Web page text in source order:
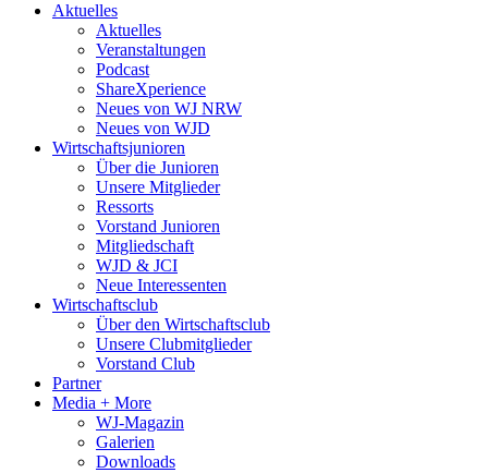
Aktuelles
Aktuelles
Veranstaltungen
Podcast
ShareXperience
Neues von WJ NRW
Neues von WJD
Wirtschaftsjunioren
Über die Junioren
Unsere Mitglieder
Ressorts
Vorstand Junioren
Mitgliedschaft
WJD & JCI
Neue Interessenten
Wirtschaftsclub
Über den Wirtschaftsclub
Unsere Clubmitglieder
Vorstand Club
Partner
Media + More
WJ-Magazin
Galerien
Downloads